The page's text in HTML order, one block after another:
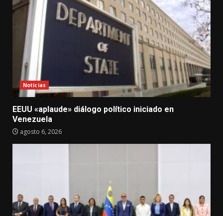
Noticias
EEUU «aplaude» diálogo político iniciado en
Venezuela
agosto 6, 2026